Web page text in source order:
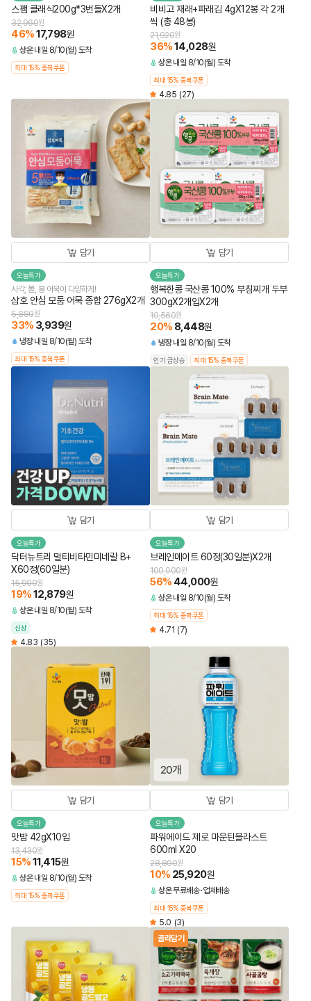
스팸 클래식200g*3번들X2개
32,960원
46%17,798원
상온 내일 8/10(월) 도착
최대 15% 중복쿠폰
비비고 재래+파래김 4gX12봉 각 2개
씩 (총 48봉)
21,920원
36%14,028원
상온 내일 8/10(월) 도착
최대 15% 중복쿠폰
4.85 (27)
담기
오늘특가
사각, 볼, 봉 어묵이 다양하게!
삼호 안심 모둠 어묵 종합 276gX2개
5,880원
33% 3,939원
냉장 내일 8/10(월) 도착
최대 15% 중복쿠폰
담기
오늘특가
행복한콩 국산콩 100% 부침찌개 두부
300gX2개입X2개
10,560원
20% 8,448원
냉장 내일 8/10(월) 도착
인기 급상승 최대 15% 중복쿠폰
담기
오늘특가
닥터뉴트리 멀티비타민미네랄 B+
X60정(60일분)
15,900원
19%12,879원
상온 내일 8/10(월) 도착
신상
4.83 (35)
담기
오늘특가
브레인메이트 60정(30일분)X2개
100,000원
56% 44,000원
상온 내일 8/10(월) 도착
최대 15% 중복쿠폰
4.71 (7)
담기
오늘특가
맛밤 42gX10입
13,430원
15%11,415원
상온 내일 8/10(월) 도착
최대 15% 중복쿠폰
담기
오늘특가
파워에이드 제로 마운틴블라스트
600ml X20
28,800원
10% 25,920원
상온무료배송 업체배송
최대 15% 중복쿠폰
5.0 (3)
골라담기